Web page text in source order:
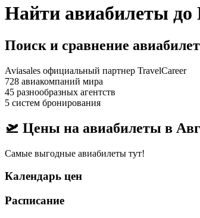
Найти авиабилеты
Поиск и сравнение
Aviasales официальный партнер TravelCareer
728 авиакомпаний мира
45 разнообразных агентств
5 систем бронирования
🛫 Цены на авиабилеты в
Самые выгодные авиабилеты тут!
Календарь цен
Расписание